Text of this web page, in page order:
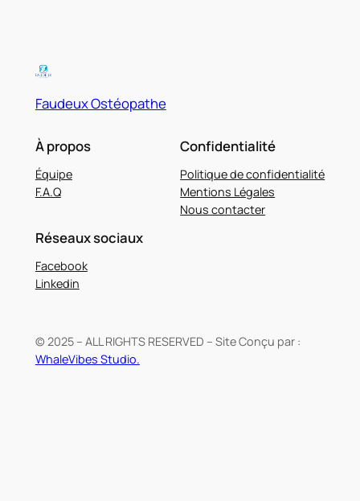
Faudeux Ostéopathe
À propos
Équipe
F.A.Q
Confidentialité
Politique de confidentialité
Mentions Légales
Nous contacter
Réseaux sociaux
Facebook
Linkedin
© 2025 – ALL RIGHTS RESERVED – Site Conçu par :
WhaleVibes Studio.